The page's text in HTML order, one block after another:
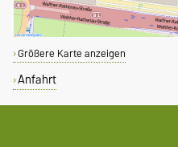
Größere Karte anzeigen
Anfahrt